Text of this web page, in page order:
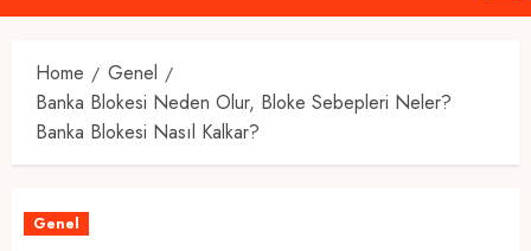
Menu
Home
Genel
Banka Blokesi Neden Olur, Bloke Sebepleri Neler?
Banka Blokesi Nasıl Kalkar?
Genel